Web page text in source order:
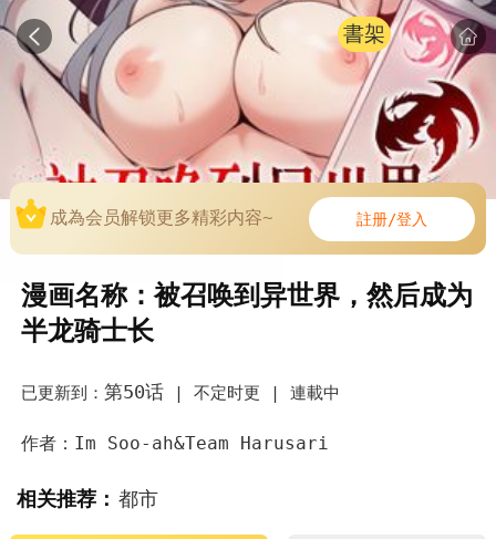
書架
成為会员解锁更多精彩内容~ 註册/登入
漫画名称：被召唤到异世界，然后成为
半龙骑士长
已更新到： 第50话| 不定时更 | 連載中
作者：Im Soo-ah&Team Harusari
相关推荐： 都市